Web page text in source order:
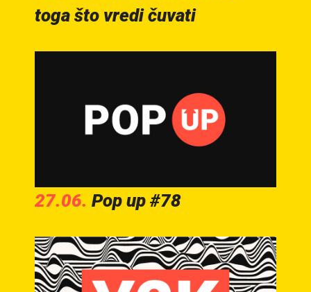
toga što vredi čuvati
27.06. Pop up #78